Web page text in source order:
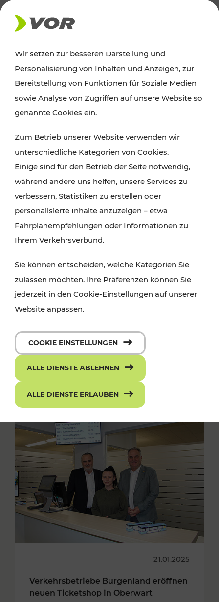
AKTUELLES
News
Alle wichtigen Meldungen zu Fahrplanänderungen,
finden Sie hier im Überblick.
21.01.2025
Verkehrsbetriebe Burgenland eröffnen
neuen Ticketshop in Oberwart
Wir setzen zur besseren Darstellung und
Personalisierung von Inhalten und Anzeigen, zur
Bereitstellung von Funktionen für Soziale Medien
sowie Analyse von Zugriffen auf unsere Website so
genannte Cookies ein.
Zum Betrieb unserer Website verwenden wir
unterschiedliche Kategorien von Cookies.
Einige sind für den Betrieb der Seite notwendig,
während andere uns helfen, unsere Services zu
verbessern, Statistiken zu erstellen oder
personalisierte Inhalte anzuzeigen – etwa
Fahrplanempfehlungen oder Informationen zu
Ihrem Verkehrsverbund.
Sie können entscheiden, welche Kategorien Sie
zulassen möchten. Ihre Präferenzen können Sie
jederzeit in den Cookie-Einstellungen auf unserer
Website anpassen.
COOKIE EINSTELLUNGEN
ALLE DIENSTE ABLEHNEN
ALLE DIENSTE ERLAUBEN